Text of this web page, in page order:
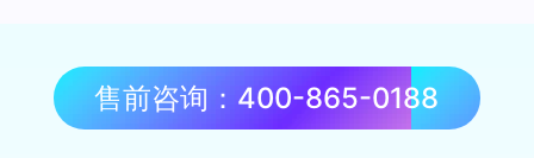
售前咨询：400-865-0188